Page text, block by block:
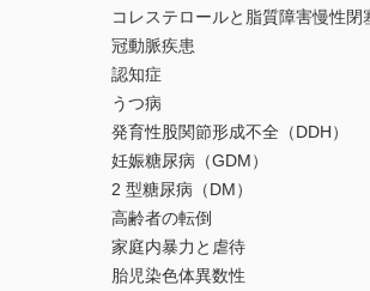
コレステロールと脂質障害慢性閉
冠動脈疾患
認知症
うつ病
発育性股関節形成不全（DDH）
妊娠糖尿病（GDM）
2 型糖尿病（DM）
高齢者の転倒
家庭内暴力と虐待
胎児染色体異数性